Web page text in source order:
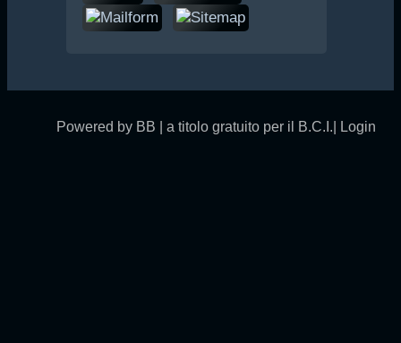
Powered by BB | a titolo gratuito per il B.C.I.| Login